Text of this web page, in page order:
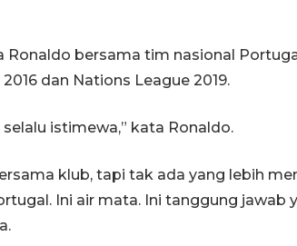
Ronaldo bersama tim nasional
dan Nations League 2019.
istimewa,” kata Ronaldo.
klub, tapi tak ada yang lebih
Ini air mata. Ini tanggung jawab
SPPG di
kandungan
Ramadhan